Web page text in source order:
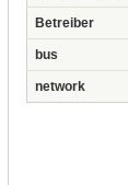
Betreiber
bus
network